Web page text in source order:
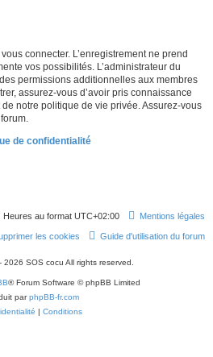
connecter. L’enregistrement ne prend
vos possibilités. L’administrateur du
permissions additionnelles aux membres
assurez-vous d’avoir pris connaissance
notre politique de vie privée. Assurez-vous
de confidentialité
Mentions légales
Heures au format UTC+02:00
Guide d'utilisation du forum
les cookies
SOS cocu All rights reserved.
® Forum Software © phpBB Limited
parphpBB-fr.com
| Conditions